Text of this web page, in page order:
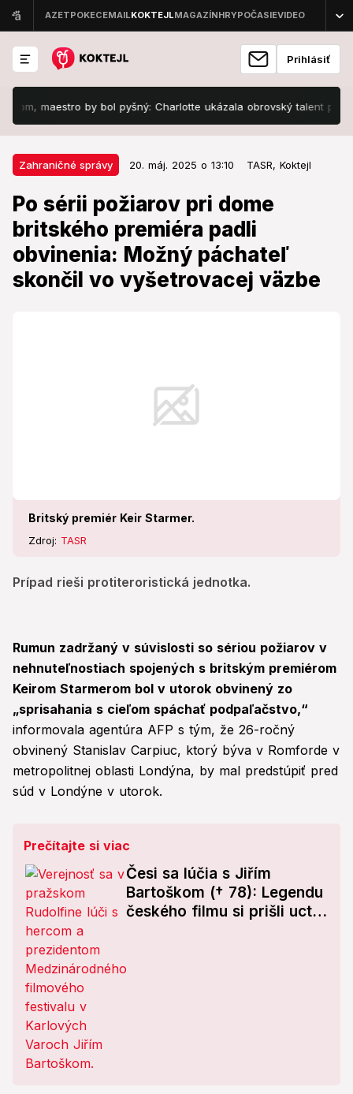
Prihlásiť
maestro by bol pyšný: Charlotte ukázala obrovský talent priamo v
Zahraničné správy 20. máj. 2025 o 13:10 TASR, Koktejl
Po sérii požiarov pri dome
britského premiéra padli
obvinenia: Možný páchateľ
skončil vo vyšetrovacej väzbe
Britský premiér Keir Starmer.
Zdroj: TASR
Prípad rieši protiteroristická jednotka.
Zahraničné správy 20. máj. 2025 o 13:10
Po sérii požiarov pri dome
britského premiéra padli
obvinenia: Možný páchateľ
skončil vo vyšetrovacej väzbe
Rumun zadržaný v súvislosti so sériou požiarov v
nehnuteľnostiach spojených s britským premiérom
Keirom Starmerom bol v utorok obvinený zo
„sprisahania s cieľom spáchať podpaľačstvo,“
informovala agentúra AFP s tým, že 26-ročný
obvinený Stanislav Carpiuc, ktorý býva v Romforde v
metropolitnej oblasti Londýna, by mal predstúpiť pred
súd v Londýne v utorok.
Prečítajte si viac
Česi sa lúčia s Jiřím
Bartoškom († 78): Legendu
českého filmu si prišli uctiť